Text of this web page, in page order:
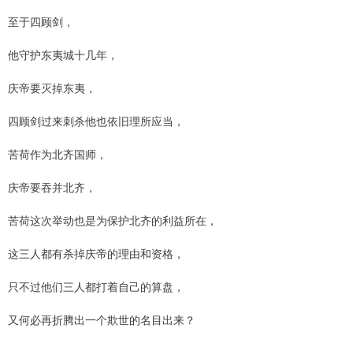
至于四顾剑，
他守护东夷城十几年，
庆帝要灭掉东夷，
四顾剑过来刺杀他也依旧理所应当，
苦荷作为北齐国师，
庆帝要吞并北齐，
苦荷这次举动也是为保护北齐的利益所在，
这三人都有杀掉庆帝的理由和资格，
只不过他们三人都打着自己的算盘，
又何必再折腾出一个欺世的名目出来？